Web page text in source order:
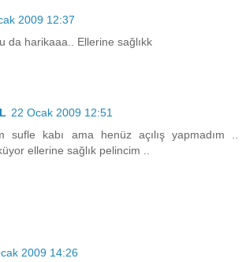
2009 12:37
da harikaaa.. Ellerine sağlıkk
22 Ocak 2009 12:51
sufle kabı ama henüz açılış yapmadım ..
ellerine sağlık pelincim ..
2009 14:26